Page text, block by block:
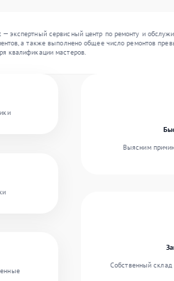
— экспертный сервисный центр по ремонту и
а также выполнено общее число ремонтов
квалификации мастеров.
Выясним
Собственный